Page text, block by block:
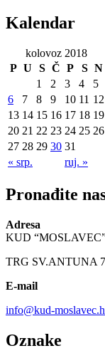
Kalendar
kolovoz 2018
P U S Č P S N
« srp. ruj. »
1 2 3 4
5
6
7 8 9 10 11 12
13 14 15 16 17 18 19
20 21 22 23 24 25 26
27 28 29 30 31
Pronađite
Adresa
KUD
TRG SV.ANTUNA
E-mail
info@kud-
Oznake